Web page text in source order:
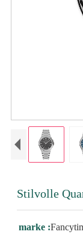
Stilvolle
marke :